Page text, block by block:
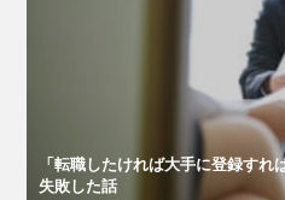
「転職したければ大手に登録す
失敗した話